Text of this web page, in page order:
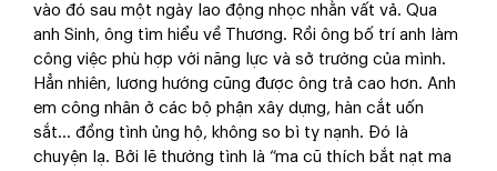
vào đó sau một ngày lao động nhọc nhằn vất vả. Qua
anh Sinh, ông tìm hiểu về Thương. Rồi ông bố trí anh làm
công việc phù hợp với năng lực và sở trường của mình.
Hẳn nhiên, lương hướng cũng được ông trả cao hơn. Anh
em công nhân ở các bộ phận xây dựng, hàn cắt uốn
sắt… đồng tình ủng hộ, không so bì tỵ nạnh. Đó là
chuyện lạ. Bởi lẽ thường tình là “ma cũ thích bắt nạt ma